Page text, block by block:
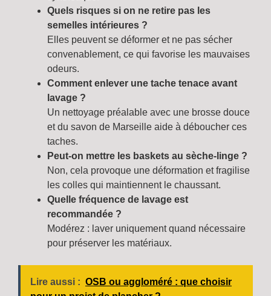
Quels risques si on ne retire pas les
semelles intérieures ?
Elles peuvent se déformer et ne pas sécher
convenablement, ce qui favorise les mauvaises
odeurs.
Comment enlever une tache tenace avant
lavage ?
Un nettoyage préalable avec une brosse douce
et du savon de Marseille aide à déboucher ces
taches.
Peut-on mettre les baskets au sèche-linge ?
Non, cela provoque une déformation et fragilise
les colles qui maintiennent le chaussant.
Quelle fréquence de lavage est
recommandée ?
Modérez : laver uniquement quand nécessaire
pour préserver les matériaux.
Lire aussi : OSB ou aggloméré : que choisir